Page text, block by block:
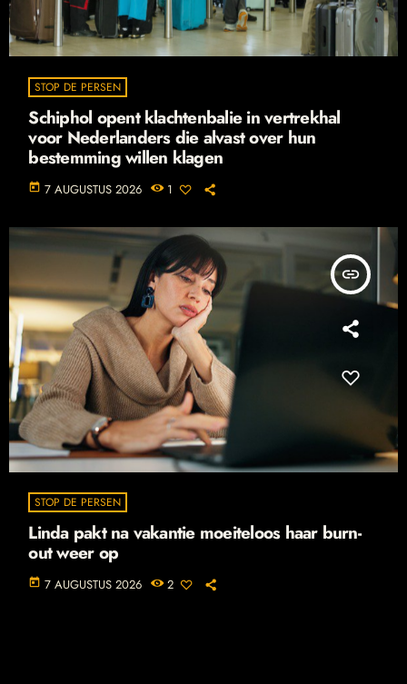
STOP DE PERSEN
Schiphol opent klachtenbalie in vertrekhal
voor Nederlanders die alvast over hun
bestemming willen klagen
today 7 AUGUSTUS 2026 1
insert_link
STOP DE PERSEN
Linda pakt na vakantie moeiteloos haar burn-
out weer op
today 7 AUGUSTUS 2026 2